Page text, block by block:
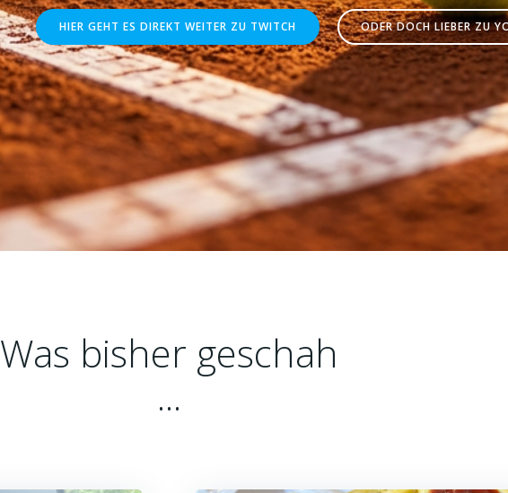
HIER GEHT ES DIREKT WEITER ZU TWITCH ODER DOCH LIEBER ZU
Was bisher geschah
...